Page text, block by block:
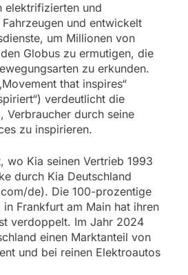
elektrifizierten und
und entwickelt
um Millionen von
Globus zu ermutigen, die
zu erkunden.
that inspires“
verdeutlicht die
Verbraucher durch seine
zu inspirieren.
wo Kia seinen Vertrieb 1993
durch Kia Deutschland
de). Die 100-prozentige
Frankfurt am Main hat ihren
verdoppelt. Im Jahr 2024
einen Marktanteil von
und bei reinen Elektroautos